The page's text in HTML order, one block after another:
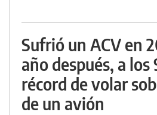
Sufrió un ACV en
año después, a los
récord de volar
de un avión